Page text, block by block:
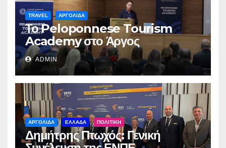
TRAVEL ΑΡΓΟΛΙΔΑ
Το Peloponnese Tourism
Academy στο Άργος
ADMIN
ΑΡΓΟΛΙΔΑ ΕΛΛΑΔΑ ΠΟΛΙΤΙΚΗ
Δημήτρης Πτωχός: Γενική